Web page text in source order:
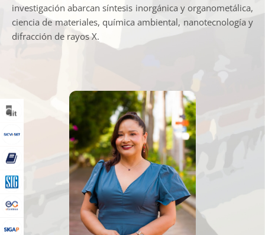
investigación abarcan síntesis inorgánica y organometálica,
ciencia de materiales, química ambiental, nanotecnología y
difracción de rayos X.